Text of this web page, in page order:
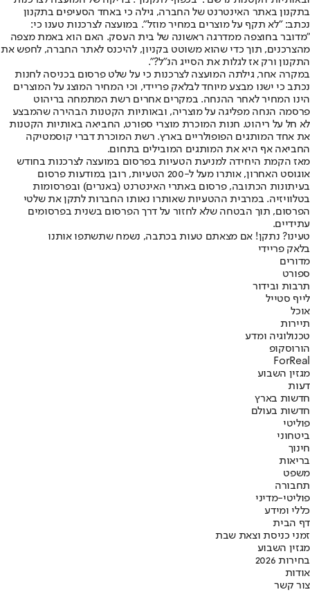
בתקנון באתר האינטרנט של החברה, גילה כי באחד הסעיפים בתקנון
נכתב: "לא תקף על מוצרים במחיר מוזל". במועצה לצרכנות טענו כי:
"מדובר בחוצפה ממדרגה ראשונה של בית העסק. האם הוא באמת מצפה
מהצרכנים, תוך כדי שהוא משוטט בקניון, להיכנס לאתר החברה, לחפש את
התקנון ורק אז לגלות את הסייג הנ"ל?".
במקרה אחר, גילתה המועצה לצרכנות כי על שלט פרסום בכניסה לחנות
נכתב כי ישנו מבצע מיוחד לבלאק פריידי, וכי המחיר המוצג על המוצרים
הינו המחיר לאחר ההנחה. במקרים אחרים רשת המתמחה בריהוט
פרסמה הנחה מפליגה על מוצריה, ובאותיות הקטנות הבהירה שהמבצע
לא חל על ריהוט. חנות המוכרת מוצרי ספורט, החביאה באותיות הקטנות
את אחד המותגים הפופולריים בארץ. רשת המוכרת דברי קוסמטיקה
החביאה אף היא את המותגים המובילים בתחום.
מאז הקמת היחידה למניעת הטעיות בפרסום במועצה לצרכנות בחודש
אוגוסט האחרון, אותרו מעל ל-200 הטעיות, רובן במודעות פרסום
בעיתונות הכתובה, פרסום באתרי האינטרנט (באנרים) ובפרסומות
בטלוויזיה. במרבית ההטעיות שאותרו נאותו החברות לתקן את שלטי
הפרסום, תוך הבטחה שלא לחזור על דרך הפרסום בשנית בפרסומים
עתידיים.
טעינו? נתקן! אם מצאתם טעות בכתבה, נשמח שתשתפו אותנו
בלאק פריידי
מדורים
ספורט
תרבות ובידור
לייף סטייל
אוכל
תיירות
טכנולוגיה ומדע
הורוסקופ
ForReal
מגזין השבוע
דעות
חדשות בארץ
חדשות בעולם
פוליטי
ביטחוני
חינוך
בריאות
משפט
תחבורה
פוליטי-מדיני
כללי ומידע
דף הבית
זמני כניסת וצאת שבת
מגזין השבוע
בחירות 2026
אודות
צור קשר